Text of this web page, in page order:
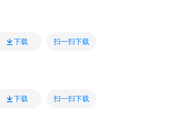
下载 扫一扫下载
下载 扫一扫下载